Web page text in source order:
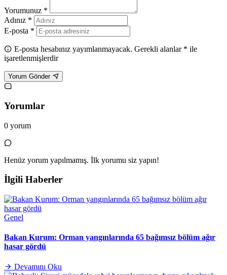
Yorumunuz *
Adınız *
E-posta *
E-posta hesabınız yayımlanmayacak. Gerekli alanlar * ile
işaretlenmişlerdir
Yorum Gönder
Yorumlar
0 yorum
Henüz yorum yapılmamış. İlk yorumu siz yapın!
İlgili Haberler
Genel
Bakan Kurum: Orman yangınlarında 65 bağımsız bölüm ağır
hasar gördü
Devamını Oku